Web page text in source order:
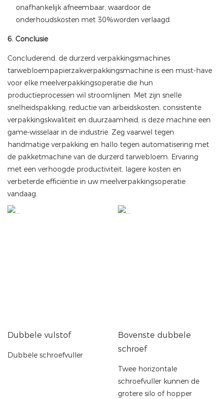
onafhankelijk afneembaar, waardoor de
onderhoudskosten met 30%worden verlaagd.
6. Conclusie
Concluderend, de durzerd verpakkingsmachines
tarwebloempapierzakverpakkingsmachine is een must-have
voor elke meelverpakkingsoperatie die hun
productieprocessen wil stroomlijnen. Met zijn snelle
snelheidspakking, reductie van arbeidskosten, consistente
verpakkingskwaliteit en duurzaamheid, is deze machine een
game-wisselaar in de industrie. Zeg vaarwel tegen
handmatige verpakking en hallo tegen automatisering met
de pakketmachine van de durzerd tarwebloem. Ervaring
met een verhoogde productiviteit, lagere kosten en
verbeterde efficiëntie in uw meelverpakkingsoperatie
vandaag.
Dubbele vulstof
Dubbele schroefvuller
Bovenste dubbele
schroef
Twee horizontale
schroefvuller kunnen de
grotere silo of hopper